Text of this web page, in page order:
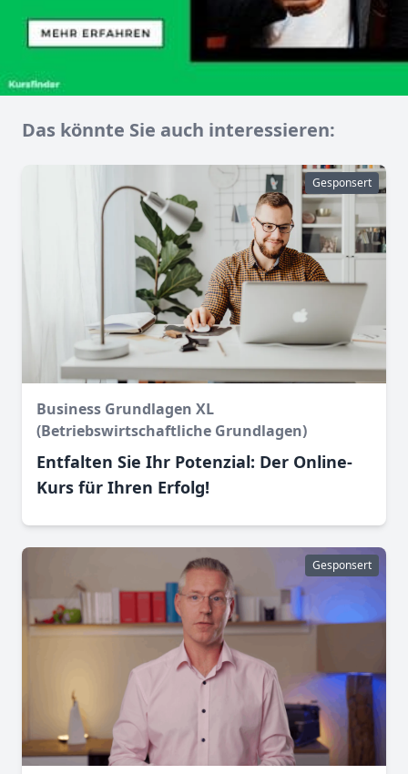
Das könnte Sie auch interessieren:
Gesponsert
Business Grundlagen XL
(Betriebswirtschaftliche Grundlagen)
Entfalten Sie Ihr Potenzial: Der Online-
Kurs für Ihren Erfolg!
Gesponsert